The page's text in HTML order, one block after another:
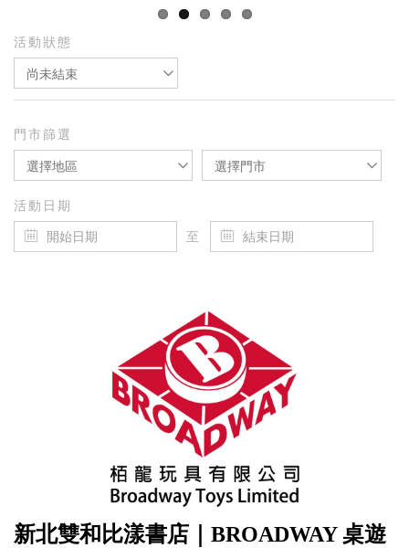
活動狀態
尚未結束
門市篩選
選擇地區 選擇門市
活動日期
至
新北雙和比漾書店｜BROADWAY 桌遊